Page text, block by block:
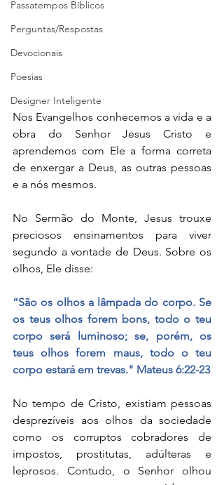
Passatempos Bíblicos
Perguntas/Respostas
Devocionais
Poesias
Designer Inteligente
Nos Evangelhos conhecemos a vida e a
obra do Senhor Jesus Cristo e
aprendemos com Ele a forma correta
de enxergar a Deus, as outras pessoas
e a nós mesmos.
No Sermão do Monte, Jesus trouxe
preciosos ensinamentos para viver
segundo a vontade de Deus. Sobre os
olhos, Ele disse:
“São os olhos a lâmpada do corpo. Se
os teus olhos forem bons, todo o teu
corpo será luminoso; se, porém, os
teus olhos forem maus, todo o teu
corpo estará em trevas." Mateus 6:22-23
No tempo de Cristo, existiam pessoas
desprezíveis aos olhos da sociedade
como os corruptos cobradores de
impostos, prostitutas, adúlteras e
leprosos. Contudo, o Senhor olhou